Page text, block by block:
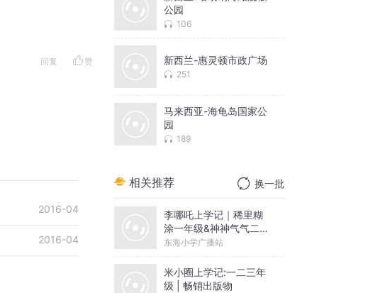
回复 赞
2016-04
2016-04
公园
106
新西兰-惠灵顿市政广场
251
马来西亚-海龟岛国家公
园
189
相关推荐 换一批
李哪吒上学记｜稀里糊
涂一年级&神神气气二年
级
东海小学广播站
米小圈上学记:一二三年
级 | 畅销出版物